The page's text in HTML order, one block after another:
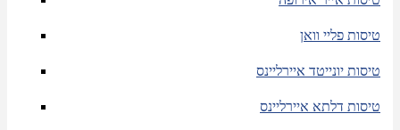
טיסות פליי וואן
טיסות יונייטד איירליינס
טיסות דלתא איירליינס